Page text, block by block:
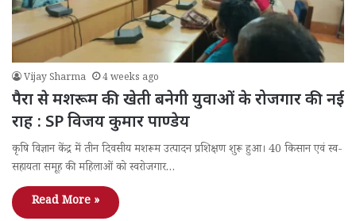
Vijay Sharma 4 weeks ago
पैरा से मशरूम की खेती बनेगी युवाओं के रोजगार की नई
राह : SP विजय कुमार पाण्डेय
कृषि विज्ञान केंद्र में तीन दिवसीय मशरूम उत्पादन प्रशिक्षण शुरू हुआ। 40 किसान एवं स्व-
सहायता समूह की महिलाओं को स्वरोजगार…
Read More »